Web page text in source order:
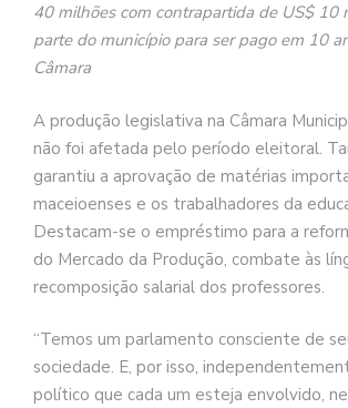
40 milhões com contrapartida de US$ 10
parte do município para ser pago em 10
Câmara
A produção legislativa na Câmara
não foi afetada pelo período eleitoral.
garantiu a aprovação de matérias
maceioenses e os trabalhadores da
Destacam-se o empréstimo para a
do Mercado da Produção, combate às
recomposição salarial dos professores.
“Temos um parlamento consciente de
sociedade. E, por isso,
político que cada um esteja envolvido,